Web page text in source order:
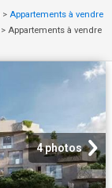
> Appartements à vendre
> Appartements à vendre
4 photos